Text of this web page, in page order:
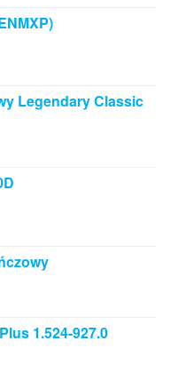
Legendary Classic
1.524-927.0